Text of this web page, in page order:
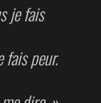
je fais
fais peur.